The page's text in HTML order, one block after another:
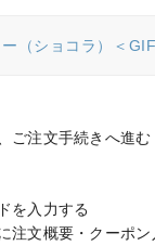
ー（ショコラ）＜
ご注文手続きへ進む
を入力する
注文概要・クーポ